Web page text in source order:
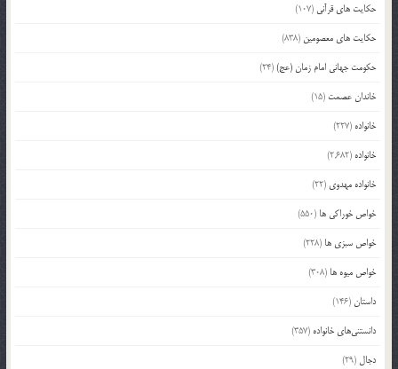
حکایت های قرآنی (107)
حکایت های معصومین (838)
حکومت جهانی امام زمان (عج)(24)
خاندان عصمت (15)
خانواده (227)
خانواده (2,682)
خانواده مهدوی (22)
خواص خوراکی ها (550)
خواص سبزی ها (228)
خواص میوه ها (308)
داستان(146)
دانستنی‌های خانواده (357)
دجال (29)